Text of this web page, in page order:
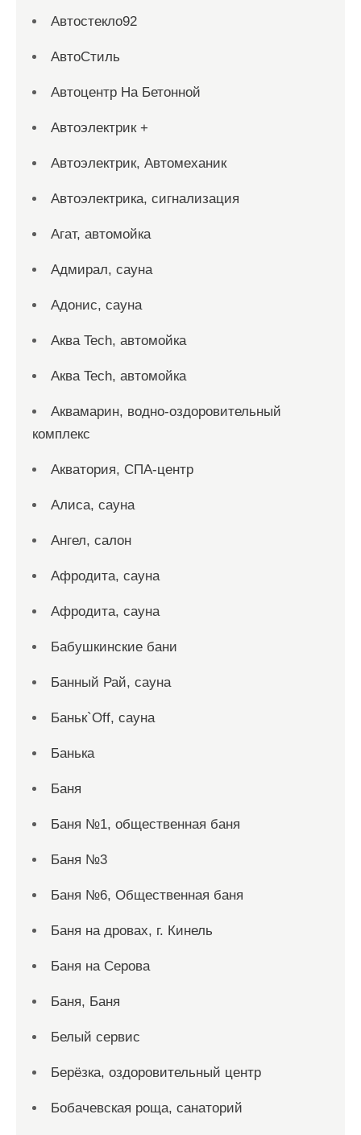
Автостекло92
АвтоСтиль
Автоцентр На Бетонной
Автоэлектрик +
Автоэлектрик, Автомеханик
Автоэлектрика, сигнализация
Агат, автомойка
Адмирал, сауна
Адонис, сауна
Аква Tech, автомойка
Аква Tech, автомойка
Аквамарин, водно-оздоровительный
комплекс
Акватория, СПА-центр
Алиса, сауна
Ангел, салон
Афродита, сауна
Афродита, сауна
Бабушкинские бани
Банный Рай, сауна
Баньк`Off, сауна
Банька
Баня
Баня №1, общественная баня
Баня №3
Баня №6, Общественная баня
Баня на дровах, г. Кинель
Баня на Серова
Баня, Баня
Белый сервис
Берёзка, оздоровительный центр
Бобачевская роща, санаторий